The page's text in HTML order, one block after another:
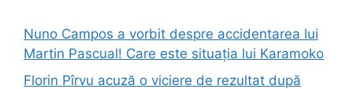
Nuno Campos a vorbit despre accidentarea lui
Martin Pascual! Care este situația lui Karamoko
Florin Pîrvu acuză o viciere de rezultat după